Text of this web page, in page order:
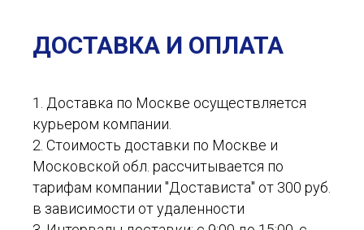
ДОСТАВКА И ОПЛАТА
1. Доставка по Москве осуществляется
курьером компании.
2. Стоимость доставки по Москве и
Московской обл. рассчитывается по
тарифам компании "Достависта" от 300 руб.
в зависимости от удаленности